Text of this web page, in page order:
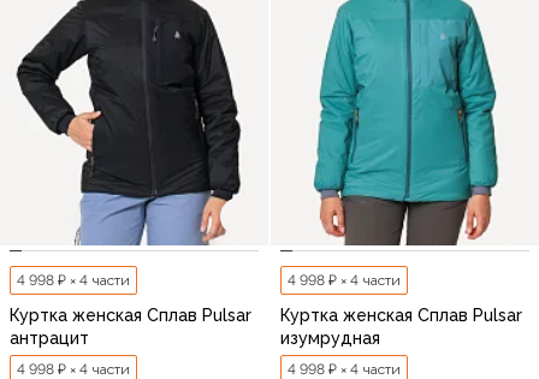
4 998 ₽ × 4 части
Куртка женская Сплав Pulsar
антрацит
4 998 ₽ × 4 части
4 998 ₽ × 4 части
Куртка женская Сплав Pulsar
изумрудная
4 998 ₽ × 4 части